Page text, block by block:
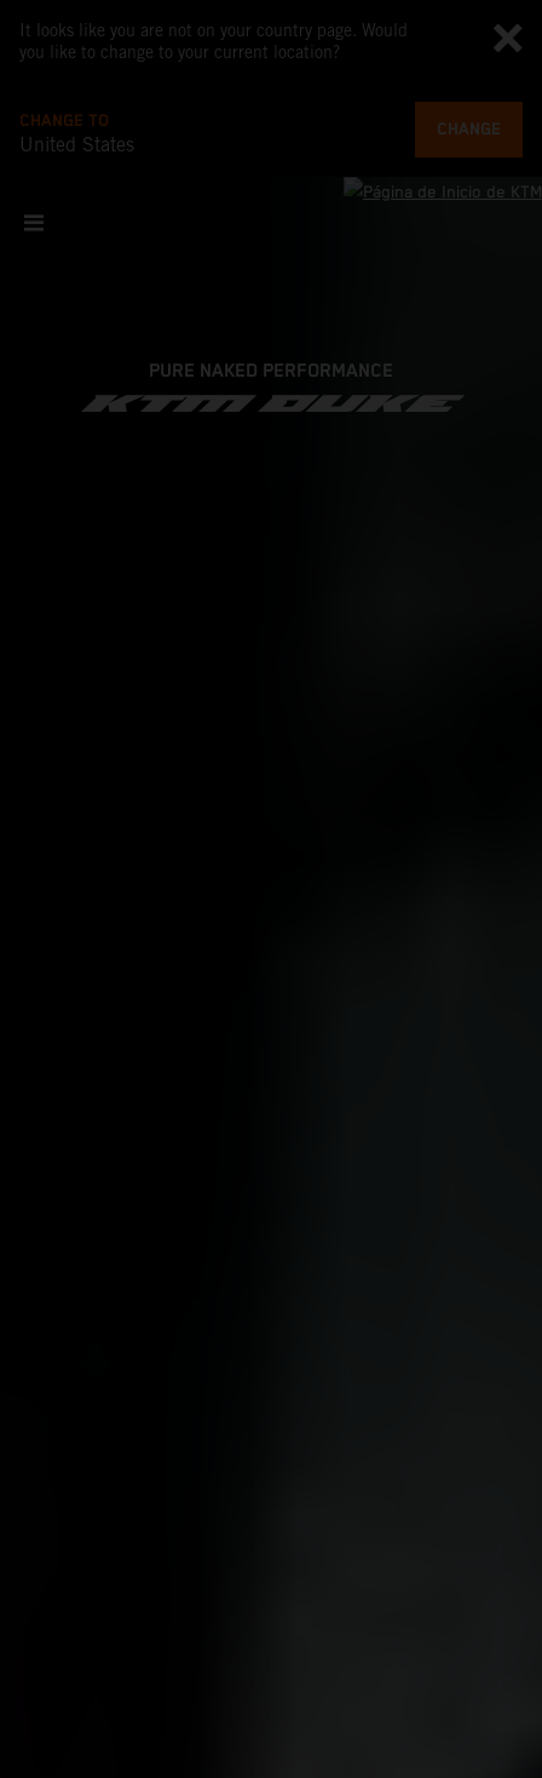
It looks like you are not on your country page. Would
you like to change to your current location?
CHANGE TO
United States
CHANGE
PURE NAKED PERFORMANCE
KTM DUKE